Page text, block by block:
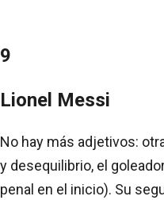
9
Lionel Messi
No hay más adjetivos:
y desequilibrio, el
penal en el inicio). Su